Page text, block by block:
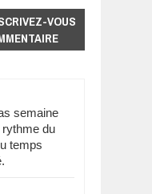
VOUS
semaine
du
temps